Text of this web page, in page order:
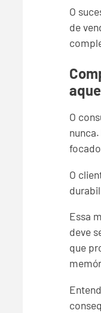
O
de
O
O
Essa
deve
que